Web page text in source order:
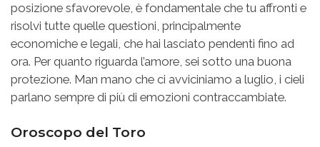
posizione sfavorevole, è fondamentale che tu affronti e
risolvi tutte quelle questioni, principalmente
economiche e legali, che hai lasciato pendenti fino ad
ora. Per quanto riguarda l’amore, sei sotto una buona
protezione. Man mano che ci avviciniamo a luglio, i cieli
parlano sempre di più di emozioni contraccambiate.
Oroscopo del Toro